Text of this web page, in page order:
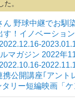
。
野球中継でお馴
す！イノベーショ
マガジン 2022年
携公開講座｢アン
リー短編映画「ケ